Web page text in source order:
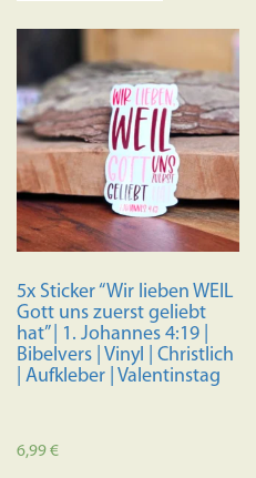
5x Sticker “Wir lieben WEIL
Gott uns zuerst geliebt
hat” | 1. Johannes 4:19 |
Bibelvers | Vinyl | Christlich
| Aufkleber | Valentinstag
6,99€